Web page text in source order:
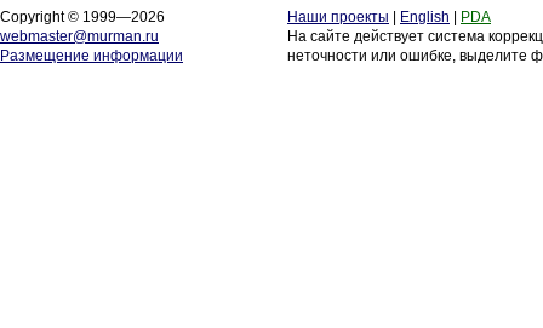
Copyright © 1999—2026
webmaster@murman.ru
Размещение информации
Наши проекты English
PDA
На сайте действует система
неточности или ошибке, выделите